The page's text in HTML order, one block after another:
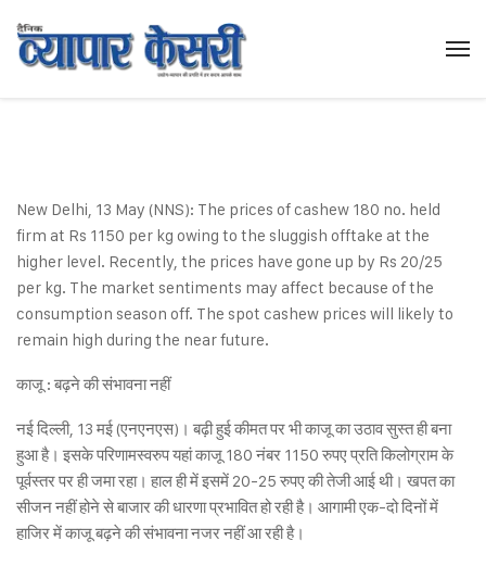
New Delhi, 13 May (NNS): The prices of cashew 180 no. held
firm at Rs 1150 per kg owing to the sluggish offtake at the
higher level. Recently, the prices have gone up by Rs 20/25
per kg. The market sentiments may affect because of the
consumption season off. The spot cashew prices will likely to
remain high during the near future.
काजू : बढ़ने की संभावना नहीं
नई दिल्ली, 13 मई (एनएनएस)। बढ़ी हुई कीमत पर भी काजू का उठाव सुस्त ही बना
हुआ है। इसके परिणामस्वरुप यहां काजू 180 नंबर 1150 रुपए प्रति किलोग्राम के
पूर्वस्तर पर ही जमा रहा। हाल ही में इसमें 20-25 रुपए की तेजी आई थी। खपत का
सीजन नहीं होने से बाजार की धारणा प्रभावित हो रही है। आगामी एक-दो दिनों में
हाजिर में काजू बढ़ने की संभावना नजर नहीं आ रही है।